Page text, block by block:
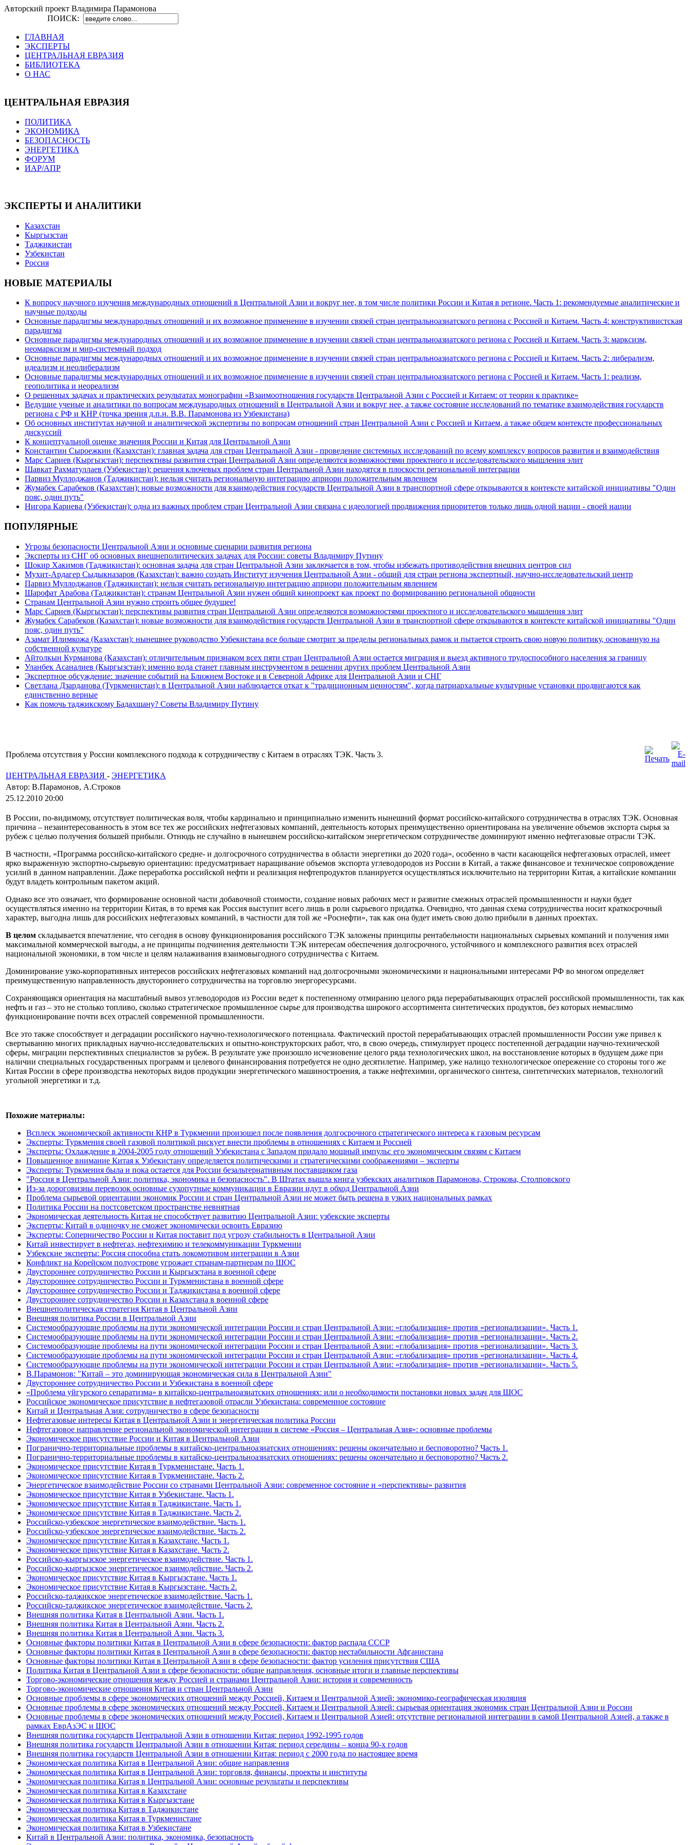
Авторский проект Владимира Парамонова
ПОИСК:
ГЛАВНАЯ
ЭКСПЕРТЫ
ЦЕНТРАЛЬНАЯ ЕВРАЗИЯ
БИБЛИОТЕКА
О НАС
ЦЕНТРАЛЬНАЯ ЕВРАЗИЯ
ПОЛИТИКА
ЭКОНОМИКА
БЕЗОПАСНОСТЬ
ЭНЕРГЕТИКА
ФОРУМ
ИАР/АПР
ЭКСПЕРТЫ И АНАЛИТИКИ
Казахстан
Кыргызстан
Таджикистан
Узбекистан
Россия
НОВЫЕ МАТЕРИАЛЫ
К вопросу научного изучения международных отношений в Центральной Азии и вокруг нее, в том числе политики России и Китая в регионе. Часть 1: рекомендуемые аналитические и
научные подходы
Основные парадигмы международных отношений и их возможное применение в изучении связей стран центральноазиатского региона с Россией и Китаем. Часть 4: конструктивистская
парадигма
Основные парадигмы международных отношений и их возможное применение в изучении связей стран центральноазиатского региона с Россией и Китаем. Часть 3: марксизм,
неомарксизм и мир-системный подход
Основные парадигмы международных отношений и их возможное применение в изучении связей стран центральноазиатского региона с Россией и Китаем. Часть 2: либерализм,
идеализм и неолиберализм
Основные парадигмы международных отношений и их возможное применение в изучении связей стран центральноазиатского региона с Россией и Китаем. Часть 1: реализм,
геополитика и неореализм
О решенных задачах и практических результатах монографии «Взаимоотношения государств Центральной Азии с Россией и Китаем: от теории к практике»
Ведущие ученые и аналитики по вопросам международных отношений в Центральной Азии и вокруг нее, а также состояние исследований по тематике взаимодействия государств
региона с РФ и КНР (точка зрения д.п.н. В.В. Парамонова из Узбекистана)
Об основных институтах научной и аналитической экспертизы по вопросам отношений стран Центральной Азии с Россией и Китаем, а также общем контексте профессиональных
дискуссий
К концептуальной оценке значения России и Китая для Центральной Азии
Константин Сыроежкин (Казахстан): главная задача для стран Центральной Азии - проведение системных исследований по всему комплексу вопросов развития и взаимодействия
Марс Сариев (Кыргызстан): перспективы развития стран Центральной Азии определяются возможностями проектного и исследовательского мышления элит
Шавкат Рахматуллаев (Узбекистан): решения ключевых проблем стран Центральной Азии находятся в плоскости региональной интеграции
Парвиз Муллоджанов (Таджикистан): нельзя считать региональную интеграцию априори положительным явлением
Жумабек Сарабеков (Казахстан): новые возможности для взаимодействия государств Центральной Азии в транспортной сфере открываются в контексте китайской инициативы "Один
пояс, один путь"
Нигора Кариева (Узбекистан): одна из важных проблем стран Центральной Азии связана с идеологией продвижения приоритетов только лишь одной нации - своей нации
ПОПУЛЯРНЫЕ
Угрозы безопасности Центральной Азии и основные сценарии развития региона
Эксперты из СНГ об основных внешнеполитических задачах для России: советы Владимиру Путину
Шокир Хакимов (Таджикистан): основная задача для стран Центральной Азии заключается в том, чтобы избежать противодействия внешних центров сил
Мухит-Ардагер Сыдыкназаров (Казахстан): важно создать Институт изучения Центральной Азии - общий для стран региона экспертный, научно-исследовательский центр
Парвиз Муллоджанов (Таджикистан): нельзя считать региональную интеграцию априори положительным явлением
Шарофат Арабова (Таджикистан): странам Центральной Азии нужен общий кинопроект как проект по формированию региональной общности
Странам Центральной Азии нужно строить общее будущее!
Марс Сариев (Кыргызстан): перспективы развития стран Центральной Азии определяются возможностями проектного и исследовательского мышления элит
Жумабек Сарабеков (Казахстан): новые возможности для взаимодействия государств Центральной Азии в транспортной сфере открываются в контексте китайской инициативы "Один
пояс, один путь"
Азамат Илимкожа (Казахстан): нынешнее руководство Узбекистана все больше смотрит за пределы региональных рамок и пытается строить свою новую политику, основанную на
собственной культуре
Айтолкын Курманова (Казахстан): отличительным признаком всех пяти стран Центральной Азии остается миграция и выезд активного трудоспособного населения за границу
Уланбек Асаналиев (Кыргызстан): именно вода станет главным инструментом в решении других проблем Центральной Азии
Экспертное обсуждение: значение событий на Ближнем Востоке и в Северной Африке для Центральной Азии и СНГ
Светлана Дзарданова (Туркменистан): в Центральной Азии наблюдается откат к "традиционным ценностям", когда патриархальные культурные установки продвигаются как
единственно верные
Как помочь таджикскому Бадахшану? Советы Владимиру Путину
Проблема отсутствия у России комплексного подхода к сотрудничеству с Китаем в отраслях ТЭК. Часть 3.
ЦЕНТРАЛЬНАЯ ЕВРАЗИЯ - ЭНЕРГЕТИКА
Автор: В.Парамонов, А.Строков
25.12.2010 20:00
В России, по-видимому, отсутствует политическая воля, чтобы кардинально и принципиально изменить нынешний формат российско-китайского сотрудничества в отраслях ТЭК. Основная
причина – незаинтересованность в этом все тех же российских нефтегазовых компаний, деятельность которых преимущественно ориентирована на увеличение объемов экспорта сырья за
рубеж с целью получения большей прибыли. Отнюдь не случайно в нынешнем российско-китайском энергетическом сотрудничестве доминируют именно нефтегазовые отрасли ТЭК.
В частности, «Программа российско-китайского средне- и долгосрочного сотрудничества в области энергетики до 2020 года», особенно в части касающейся нефтегазовых отраслей, имеет
ярко выраженную экспортно-сырьевую ориентацию: предусматривает наращивание объемов экспорта углеводородов из России в Китай, а также финансовое и техническое сопровождение
усилий в данном направлении. Даже переработка российской нефти и реализация нефтепродуктов планируется осуществляться исключительно на территории Китая, а китайские компании
будут владеть контрольным пакетом акций.
Однако все это означает, что формирование основной части добавочной стоимости, создание новых рабочих мест и развитие смежных отраслей промышленности и науки будет
осуществляться именно на территории Китая, в то время как Россия выступит всего лишь в роли сырьевого придатка. Очевидно, что данная схема сотрудничества носит краткосрочный
характер, выгодна лишь для российских нефтегазовых компаний, в частности для той же «Роснефти», так как она будет иметь свою долю прибыли в данных проектах.
В целом складывается впечатление, что сегодня в основу функционирования российского ТЭК заложены принципы рентабельности национальных сырьевых компаний и получения ими
максимальной коммерческой выгоды, а не принципы подчинения деятельности ТЭК интересам обеспечения долгосрочного, устойчивого и комплексного развития всех отраслей
национальной экономики, в том числе и целям налаживания взаимовыгодного сотрудничества с Китаем.
Доминирование узко-корпоративных интересов российских нефтегазовых компаний над долгосрочными экономическими и национальными интересами РФ во многом определяет
преимущественную направленность двустороннего сотрудничества на торговлю энергоресурсами.
Сохраняющаяся ориентация на масштабный вывоз углеводородов из России ведет к постепенному отмиранию целого ряда перерабатывающих отраслей российской промышленности, так как
нефть и газ – это не столько топливо, сколько стратегическое промышленное сырье для производства широкого ассортимента синтетических продуктов, без которых немыслимо
функционирование почти всех отраслей современной промышленности.
Все это также способствует и деградации российского научно-технологического потенциала. Фактический простой перерабатывающих отраслей промышленности России уже привел к
свертыванию многих прикладных научно-исследовательских и опытно-конструкторских работ, что, в свою очередь, стимулирует процесс постепенной деградации научно-технической
сферы, миграции перспективных специалистов за рубеж. В результате уже произошло исчезновение целого ряда технологических школ, на восстановление которых в будущем даже при
наличии специальных государственных программ и целевого финансирования потребуется не одно десятилетие. Например, уже налицо технологическое опережение со стороны того же
Китая России в сфере производства некоторых видов продукции энергетического машиностроения, а также нефтехимии, органического синтеза, синтетических материалов, технологий
угольной энергетики и т.д.
Похожие материалы:
Всплеск экономической активности КНР в Туркмении произошел после появления долгосрочного стратегического интереса к газовым ресурсам
Эксперты: Туркмения своей газовой политикой рискует внести проблемы в отношениях с Китаем и Россией
Эксперты: Охлаждение в 2004-2005 году отношений Узбекистана с Западом придало мощный импульс его экономическим связям с Китаем
Повышенное внимание Китая к Узбекистану определяется политическими и стратегическими соображениями – эксперты
Эксперты: Туркмения была и пока остается для России безальтернативным поставщиком газа
"Россия в Центральной Азии: политика, экономика и безопасность". В Штатах вышла книга узбекских аналитиков Парамонова, Строкова, Столповского
Из-за дороговизны перевозок основные сухопутные коммуникации в Евразии идут в обход Центральной Азии
Проблема сырьевой ориентации экономик России и стран Центральной Азии не может быть решена в узких национальных рамках
Политика России на постсоветском пространстве невнятная
Экономическая деятельность Китая не способствует развитию Центральной Азии: узбекские эксперты
Эксперты: Китай в одиночку не сможет экономически освоить Евразию
Эксперты: Соперничество России и Китая поставит под угрозу стабильность в Центральной Азии
Китай инвестирует в нефтегаз, нефтехимию и телекоммуникации Туркмении
Узбекские эксперты: Россия способна стать локомотивом интеграции в Азии
Конфликт на Корейском полуострове угрожает странам-партнерам по ШОС
Двустороннее сотрудничество России и Кыргызстана в военной сфере
Двустороннее сотрудничество России и Туркменистана в военной сфере
Двустороннее сотрудничество России и Таджикистана в военной сфере
Двустороннее сотрудничество России и Казахстана в военной сфере
Внешнеполитическая стратегия Китая в Центральной Азии
Внешняя политика России в Центральной Азии
Системообразующие проблемы на пути экономической интеграции России и стран Центральной Азии: «глобализация» против «регионализации». Часть 1.
Системообразующие проблемы на пути экономической интеграции России и стран Центральной Азии: «глобализация» против «регионализации». Часть 2.
Системообразующие проблемы на пути экономической интеграции России и стран Центральной Азии: «глобализация» против «регионализации». Часть 3.
Системообразующие проблемы на пути экономической интеграции России и стран Центральной Азии: «глобализация» против «регионализации». Часть 4.
Системообразующие проблемы на пути экономической интеграции России и стран Центральной Азии: «глобализация» против «регионализации». Часть 5.
В.Парамонов: "Китай – это доминирующая экономическая сила в Центральной Азии"
Двустороннее сотрудничество России и Узбекистана в военной сфере
«Проблема уйгурского сепаратизма» в китайско-центральноазиатских отношениях: или о необходимости постановки новых задач для ШОС
Российское экономическое присутствие в нефтегазовой отрасли Узбекистана: современное состояние
Китай и Центральная Азия: сотрудничество в сфере безопасности
Нефтегазовые интересы Китая в Центральной Азии и энергетическая политика России
Нефтегазовое направление региональной экономической интеграции в системе «Россия – Центральная Азия»: основные проблемы
Экономическое присутствие России и Китая в Центральной Азии
Погранично-территориальные проблемы в китайско-центральноазиатских отношениях: решены окончательно и бесповоротно? Часть 1.
Погранично-территориальные проблемы в китайско-центральноазиатских отношениях: решены окончательно и бесповоротно? Часть 2.
Экономическое присутствие Китая в Туркменистане. Часть 1.
Экономическое присутствие Китая в Туркменистане. Часть 2.
Энергетическое взаимодействие России со странами Центральной Азии: современное состояние и «перспективы» развития
Экономическое присутствие Китая в Узбекистане. Часть 1.
Экономическое присутствие Китая в Таджикистане. Часть 1.
Экономическое присутствие Китая в Таджикистане. Часть 2.
Российско-узбекское энергетическое взаимодействие. Часть 1.
Российско-узбекское энергетическое взаимодействие. Часть 2.
Экономическое присутствие Китая в Казахстане. Часть 1.
Экономическое присутствие Китая в Казахстане. Часть 2.
Российско-кыргызское энергетическое взаимодействие. Часть 1.
Российско-кыргызское энергетическое взаимодействие. Часть 2.
Экономическое присутствие Китая в Кыргызстане. Часть 1.
Экономическое присутствие Китая в Кыргызстане. Часть 2.
Российско-таджикское энергетическое взаимодействие. Часть 1.
Российско-таджикское энергетическое взаимодействие. Часть 2.
Внешняя политика Китая в Центральной Азии. Часть 1.
Внешняя политика Китая в Центральной Азии. Часть 2.
Внешняя политика Китая в Центральной Азии. Часть 3.
Основные факторы политики Китая в Центральной Азии в сфере безопасности: фактор распада СССР
Основные факторы политики Китая в Центральной Азии в сфере безопасности: фактор нестабильности Афганистана
Основные факторы политики Китая в Центральной Азии в сфере безопасности: фактор усиления присутствия США
Политика Китая в Центральной Азии в сфере безопасности: общие направления, основные итоги и главные перспективы
Торгово-экономические отношения между Россией и странами Центральной Азии: история и современность
Торгово-экономические отношения Китая и стран Центральной Азии
Основные проблемы в сфере экономических отношений между Россией, Китаем и Центральной Азией: экономико-географическая изоляция
Основные проблемы в сфере экономических отношений между Россией, Китаем и Центральной Азией: сырьевая ориентация экономик стран Центральной Азии и России
Основные проблемы в сфере экономических отношений между Россией, Китаем и Центральной Азией: отсутствие региональной интеграции в самой Центральной Азией, а также в
рамках ЕврАзЭС и ШОС
Внешняя политика государств Центральной Азии в отношении Китая: период 1992-1995 годов
Внешняя политика государств Центральной Азии в отношении Китая: период середины – конца 90-х годов
Внешняя политика государств Центральной Азии в отношении Китая: период с 2000 года по настоящее время
Экономическая политика Китая в Центральной Азии: общие направления
Экономическая политика Китая в Центральной Азии: торговля, финансы, проекты и институты
Экономическая политика Китая в Центральной Азии: основные результаты и перспективы
Экономическая политика Китая в Казахстане
Экономическая политика Китая в Кыргызстане
Экономическая политика Китая в Таджикистане
Экономическая политика Китая в Туркменистане
Экономическая политика Китая в Узбекистане
Китай в Центральной Азии: политика, экономика, безопасность